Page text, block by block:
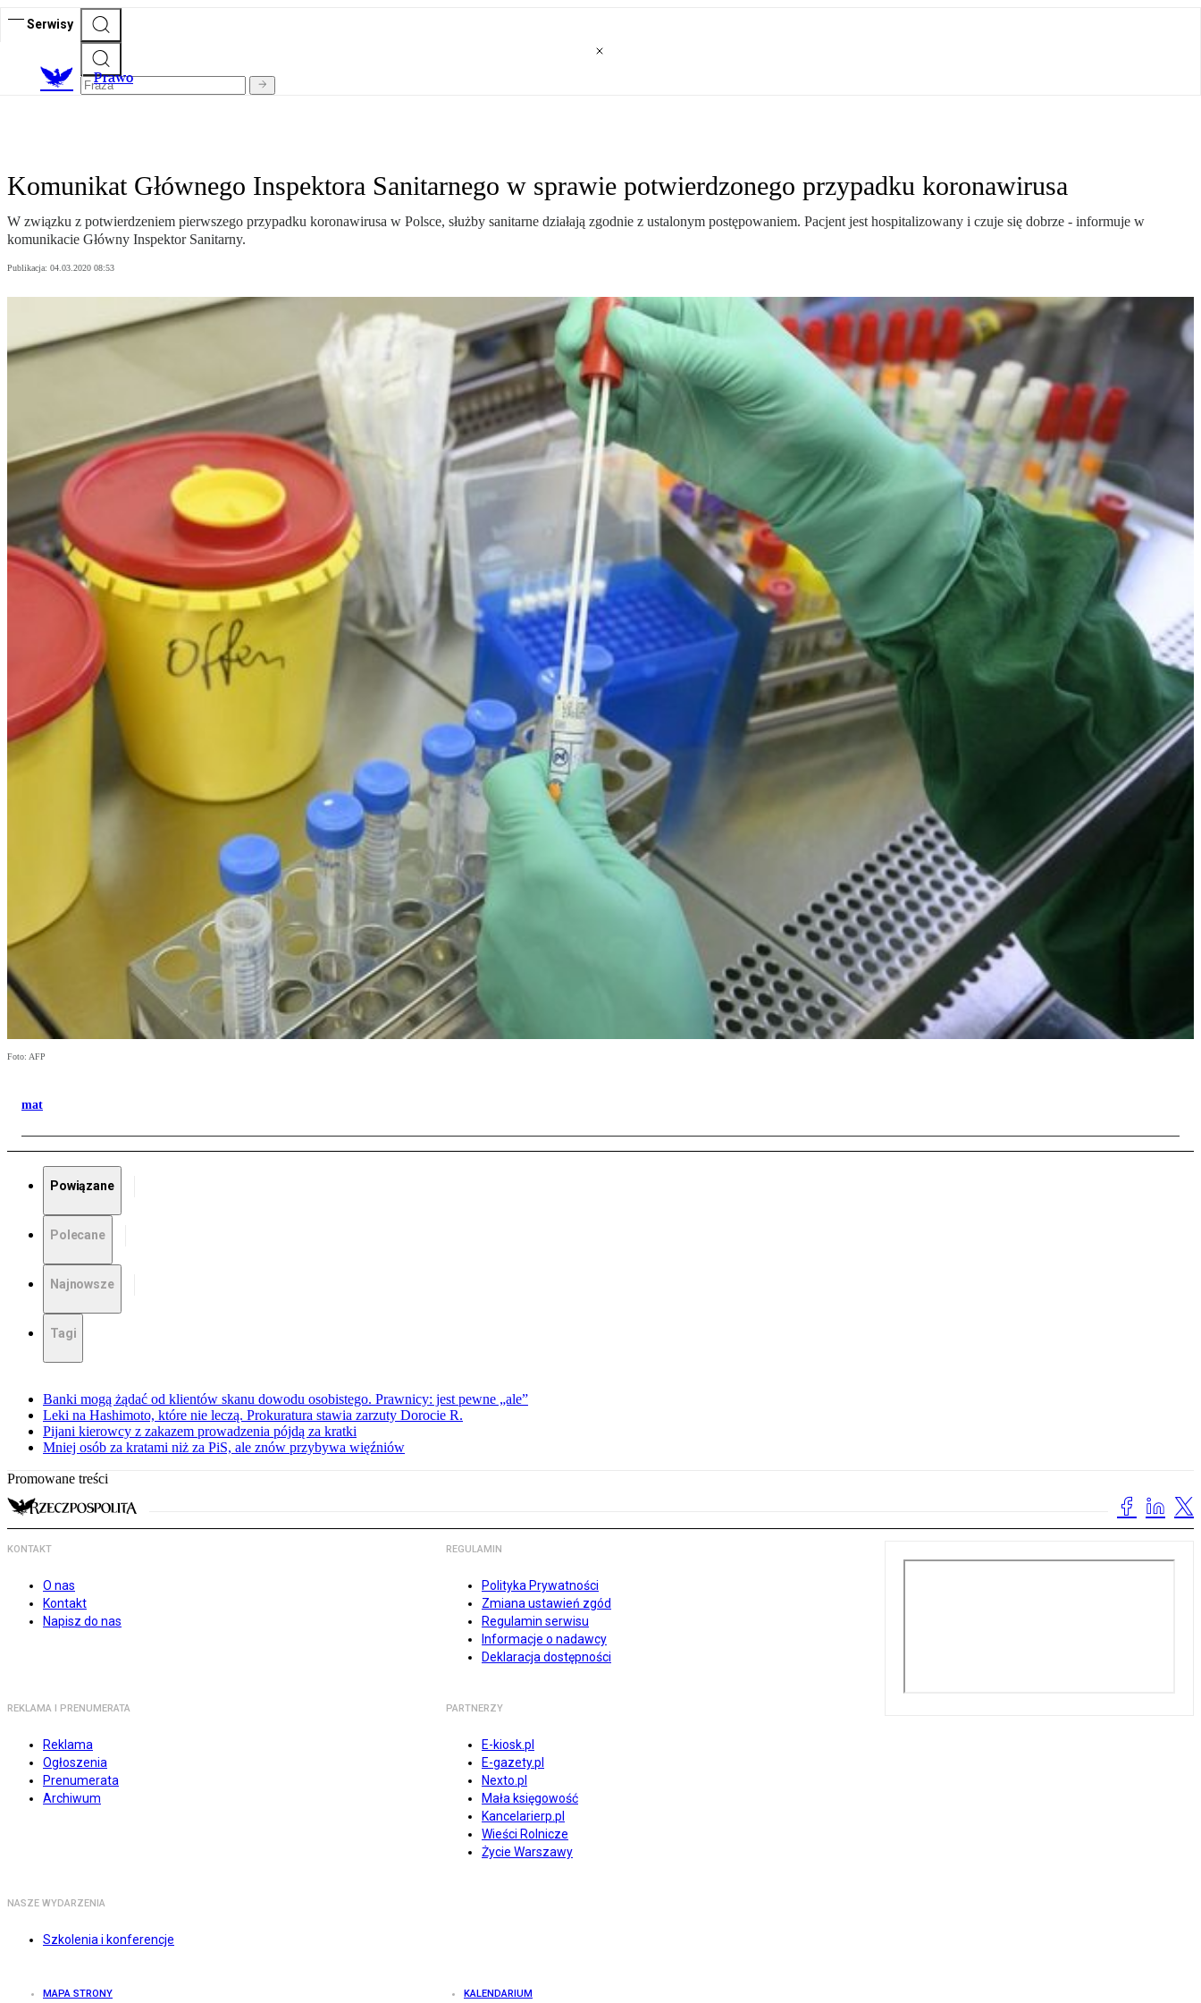
Serwisy
Prawo
Komunikat Głównego Inspektora Sanitarnego w sprawie potwierdzonego przypadku koronawirusa
W związku z potwierdzeniem pierwszego przypadku koronawirusa w Polsce, służby sanitarne działają zgodnie z ustalonym postępowaniem. Pacjent jest hospitalizowany i czuje się dobrze - informuje w
komunikacie Główny Inspektor Sanitarny.
Publikacja: 04.03.2020 08:53
Foto: AFP
mat
Powiązane
Polecane
Najnowsze
Tagi
Banki mogą żądać od klientów skanu dowodu osobistego. Prawnicy: jest pewne „ale”
Leki na Hashimoto, które nie leczą. Prokuratura stawia zarzuty Dorocie R.
Pijani kierowcy z zakazem prowadzenia pójdą za kratki
Mniej osób za kratami niż za PiS, ale znów przybywa więźniów
Promowane treści
KONTAKT
O nas
Kontakt
Napisz do nas
REGULAMIN
Polityka Prywatności
Zmiana ustawień zgód
Regulamin serwisu
Informacje o nadawcy
Deklaracja dostępności
REKLAMA I PRENUMERATA
Reklama
Ogłoszenia
Prenumerata
Archiwum
PARTNERZY
E-kiosk.pl
E-gazety.pl
Nexto.pl
Mała księgowość
Kancelarierp.pl
Wieści Rolnicze
Życie Warszawy
NASZE WYDARZENIA
Szkolenia i konferencje
MAPA STRONY KALENDARIUM